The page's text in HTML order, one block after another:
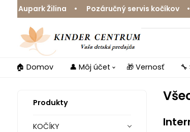
Žilina • Pozáručný servis kočíkov
🏠 Domov 👤 Môj účet 🎁 Vernosť
Produkty
KOČÍKY